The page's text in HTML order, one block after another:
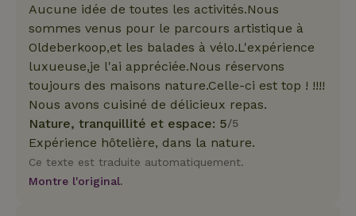
Aucune idée de toutes les activités.Nous
sommes venus pour le parcours artistique à
Oldeberkoop,et les balades à vélo.L'expérience
luxueuse,je l'ai appréciée.Nous réservons
toujours des maisons nature.Celle-ci est top ! !!!!
Nous avons cuisiné de délicieux repas.
Nature, tranquillité et espace: 5/5
Expérience hôtelière, dans la nature.
Ce texte est traduite automatiquement.
Montre l'original.